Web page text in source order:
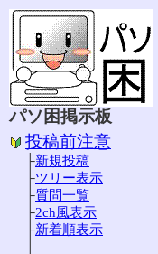
パソ困掲示板
投稿前注意
├新規投稿
├ツリー表示
├質問一覧
├2ch風表示
├新着順表示